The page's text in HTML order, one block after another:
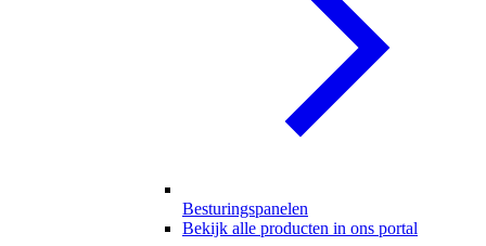
Besturingspanelen
Bekijk alle producten in ons portal